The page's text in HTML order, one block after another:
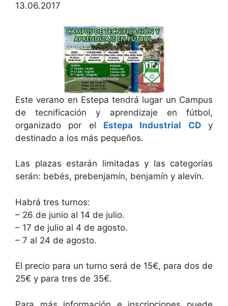
13.06.2017
Este verano en Estepa tendrá lugar un Campus
de tecnificación y aprendizaje en fútbol,
organizado por el Estepa Industrial CDy
destinado a los más pequeños.
Las plazas estarán limitadas y las categorías
serán: bebés, prebenjamín, benjamín y alevín.
Habrá tres turnos:
– 26 de junio al 14 de julio.
– 17 de julio al 4 de agosto.
– 7 al 24 de agosto.
El precio para un turno será de 15€, para dos de
25€ y para tres de 35€.